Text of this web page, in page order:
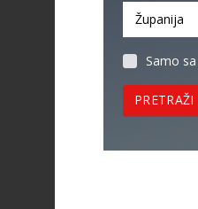
Županija
Samo
PRETRAŽI